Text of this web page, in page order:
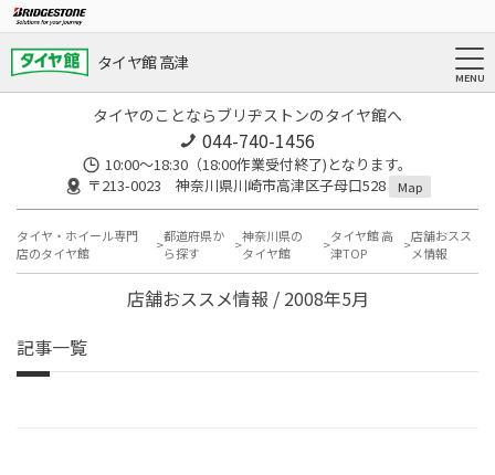
タイヤ館 高津
タイヤのことならブリヂストンのタイヤ館へ
044-740-1456
10:00～18:30（18:00作業受付終了)となります。
〒213-0023 神奈川県川崎市高津区子母口528
Map
タイヤ・ホイール専門
店のタイヤ館
都道府県か
ら探す
神奈川県の
タイヤ館
タイヤ館 高
津TOP
店舗おスス
メ情報
店舗おススメ情報 / 2008年5月
記事一覧